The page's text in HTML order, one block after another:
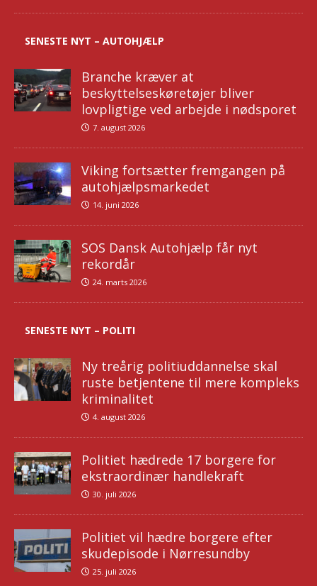
SENESTE NYT – AUTOHJÆLP
Branche kræver at
beskyttelseskøretøjer bliver
lovpligtige ved arbejde i nødsporet
7. august 2026
Viking fortsætter fremgangen på
autohjælpsmarkedet
14. juni 2026
SOS Dansk Autohjælp får nyt
rekordår
24. marts 2026
SENESTE NYT – POLITI
Ny treårig politiuddannelse skal
ruste betjentene til mere kompleks
kriminalitet
4. august 2026
Politiet hædrede 17 borgere for
ekstraordinær handlekraft
30. juli 2026
Politiet vil hædre borgere efter
skudepisode i Nørresundby
25. juli 2026